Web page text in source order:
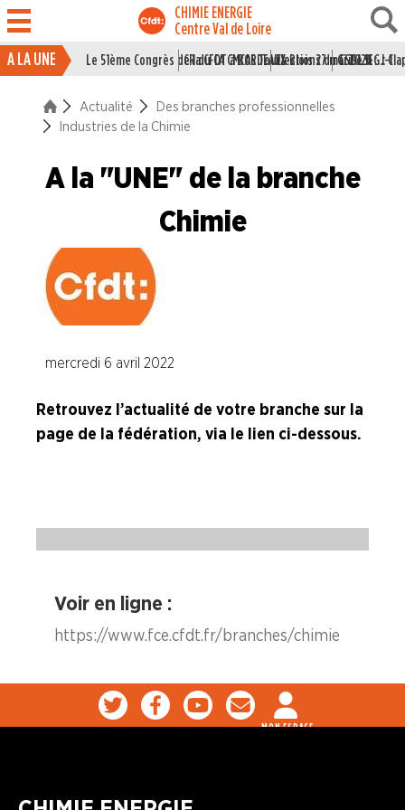
CHIMIE ENERGIE
Centre Val de Loire
ACTUALITÉ
La vie du Syndicat
Industries du Caoutchouc
Industries de la Chimie
Industries Electriques et Gaziéres
Industries de la Plasturgie
Industries du Verre
Syndicalisme HEBDO
Les extraits du Mag Fce
A LA UNE Le 51ème Congrès de la CFDT à BORDEAUX
CR du CA CMCAS Tours Blois 27 mai 2026
Elections du CSE LSI : J-1
Grille IEG :
Actualité
Des branches professionnelles
Industries de la Chimie
A la "UNE" de la branche
Chimie
mercredi 6 avril 2022
Retrouvez l’actualité de votre branche sur la
page de la fédération, via le lien ci-dessous.
Voir en ligne :
https://www.fce.cfdt.fr/branches/chimie
MON ESPACE